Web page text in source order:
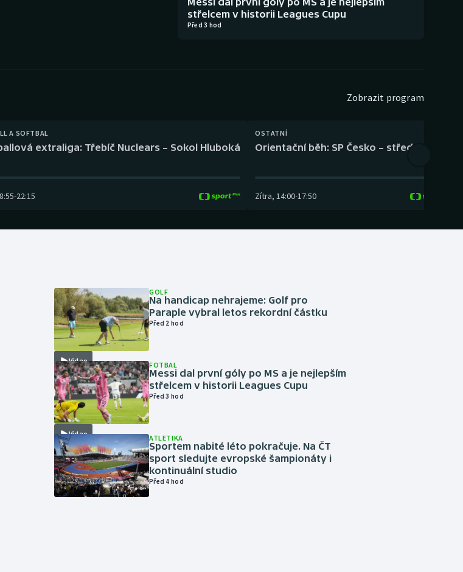
volejbal
střelcem v historii Leagues Cupu
Před 3 hod
Zobrazit program
A SOFTBAL
extraliga: Třebíč Nuclears – Sokol Hluboká
-22:15
OSTATNÍ
Orientační běh: SP Česko – střední trať
Zítra, 14:00-17:50
Video
GOLF
Na handicap nehrajeme: Golf pro
Paraple vybral letos rekordní částku
Před 2 hod
Video
FOTBAL
Messi dal první góly po MS a je nejlepším
střelcem v historii Leagues Cupu
Před 3 hod
ATLETIKA
Sportem nabité léto pokračuje. Na ČT
sport sledujte evropské šampionáty i
kontinuální studio
Před 4 hod